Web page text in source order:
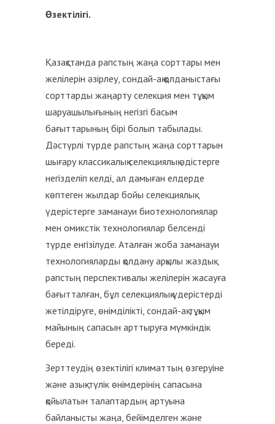
Өзектілігі.
Қазақстанда рапстың жаңа сорттары мен
желілерін әзірлеу, сондай-ақ қолданыстағы
сорттарды жаңарту селекция мен тұқым
шаруашылығының негізгі басым
бағыттарының бірі болып табылады.
Дәстүрлі түрде рапстың жаңа сорттарын
шығару классикалық селекциялық әдістерге
негізделіп келді, ал дамыған елдерде
көптеген жылдар бойы селекциялық
үдерістерге заманауи биотехнологиялар
мен омикстік технологиялар белсенді
түрде енгізілуде. Аталған жоба заманауи
технологияларды қолдану арқылы жаздық
рапстың перспективалы желілерін жасауға
бағытталған, бұл селекциялық үдерістерді
жетілдіруге, өнімділікті, сондай-ақ тұқым
майының сапасын арттыруға мүмкіндік
береді.
Зерттеудің өзектілігі климаттың өзгеруіне
және азық-түлік өнімдерінің сапасына
қойылатын талаптардың артуына
байланысты жаңа, бейімделген және